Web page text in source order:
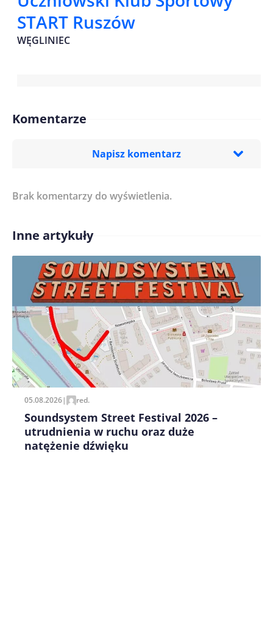
START Ruszów
WĘGLINIEC
Komentarze
Napisz komentarz
Treść komentarza*
Imię/ Nick*
Zapamiętaj moje dane w tej przeglądarce podczas
pisania kolejnych komentarzy.
Brak komentarzy do wyświetlenia.
Inne artykuły
05.08.2026| red.
Soundsystem Street Festival 2026 –
utrudnienia w ruchu oraz duże
natężenie dźwięku